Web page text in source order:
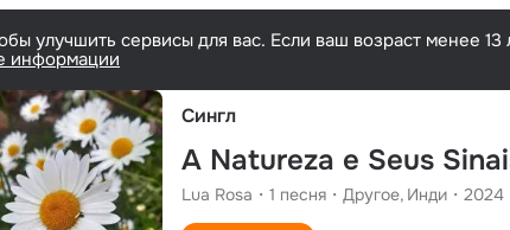
улучшить сервисы для вас. Если ваш возраст менее
информации
Сингл
A Natureza e Seus
Lua Rosa 1 песня Другое Инди 2024